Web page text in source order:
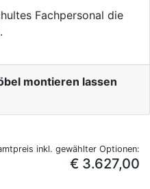
Fachpersonal die
montieren lassen
inkl. gewählter Optionen:
€ 3.627,00